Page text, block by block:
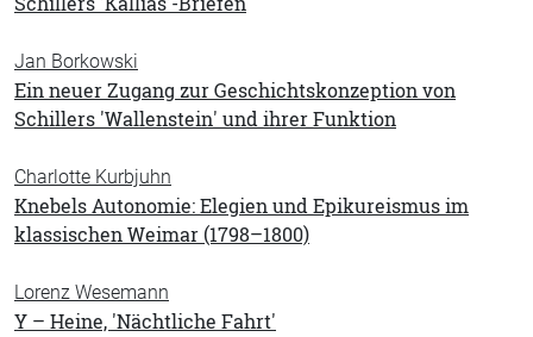
Jan Borkowski
Ein neuer Zugang zur Geschichtskonzeption von
Schillers 'Wallenstein' und ihrer Funktion
Charlotte Kurbjuhn
Knebels Autonomie: Elegien und Epikureismus im
klassischen Weimar (1798–1800)
Lorenz Wesemann
Y – Heine, 'Nächtliche Fahrt'